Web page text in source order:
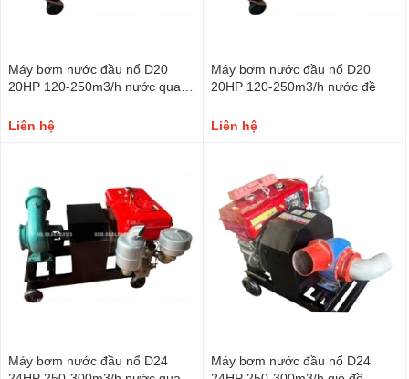
Máy bơm nước đầu nổ D20
20HP 120-250m3/h nước quay
Liên hệ
Máy bơm nước đầu nổ D20
20HP 120-250m3/h nước đề
Liên hệ
Máy bơm nước đầu nổ D24
Máy bơm nước đầu nổ D24